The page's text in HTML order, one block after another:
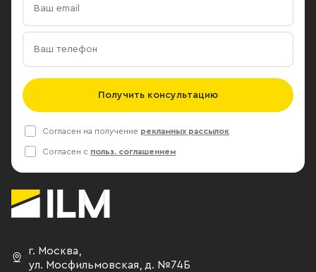
Получить консультацию
Согласен на получение рекламных рассылок
Согласен с польз. соглашением
г. Москва
ул. Мосфильмовская,
д. №74Б